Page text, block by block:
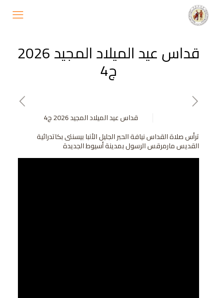
قداس عيد الميلاد المجيد 2026
ج4
قداس عيد الميلاد المجيد 2026 ج4
ترأس صلاة القداس نيافة الحبر الجليل الأنبا بيسنتى بكاتدرائية
القديس مارمرقس الرسول بمدينة أسيوط الجديدة